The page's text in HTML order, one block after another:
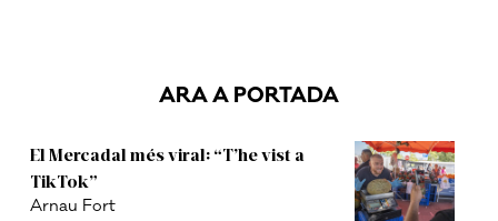
ARA A PORTADA
El Mercadal més viral: “T’he vist a
TikTok”
Arnau Fort